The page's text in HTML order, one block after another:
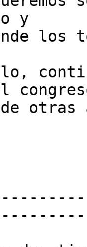
y
los
otras